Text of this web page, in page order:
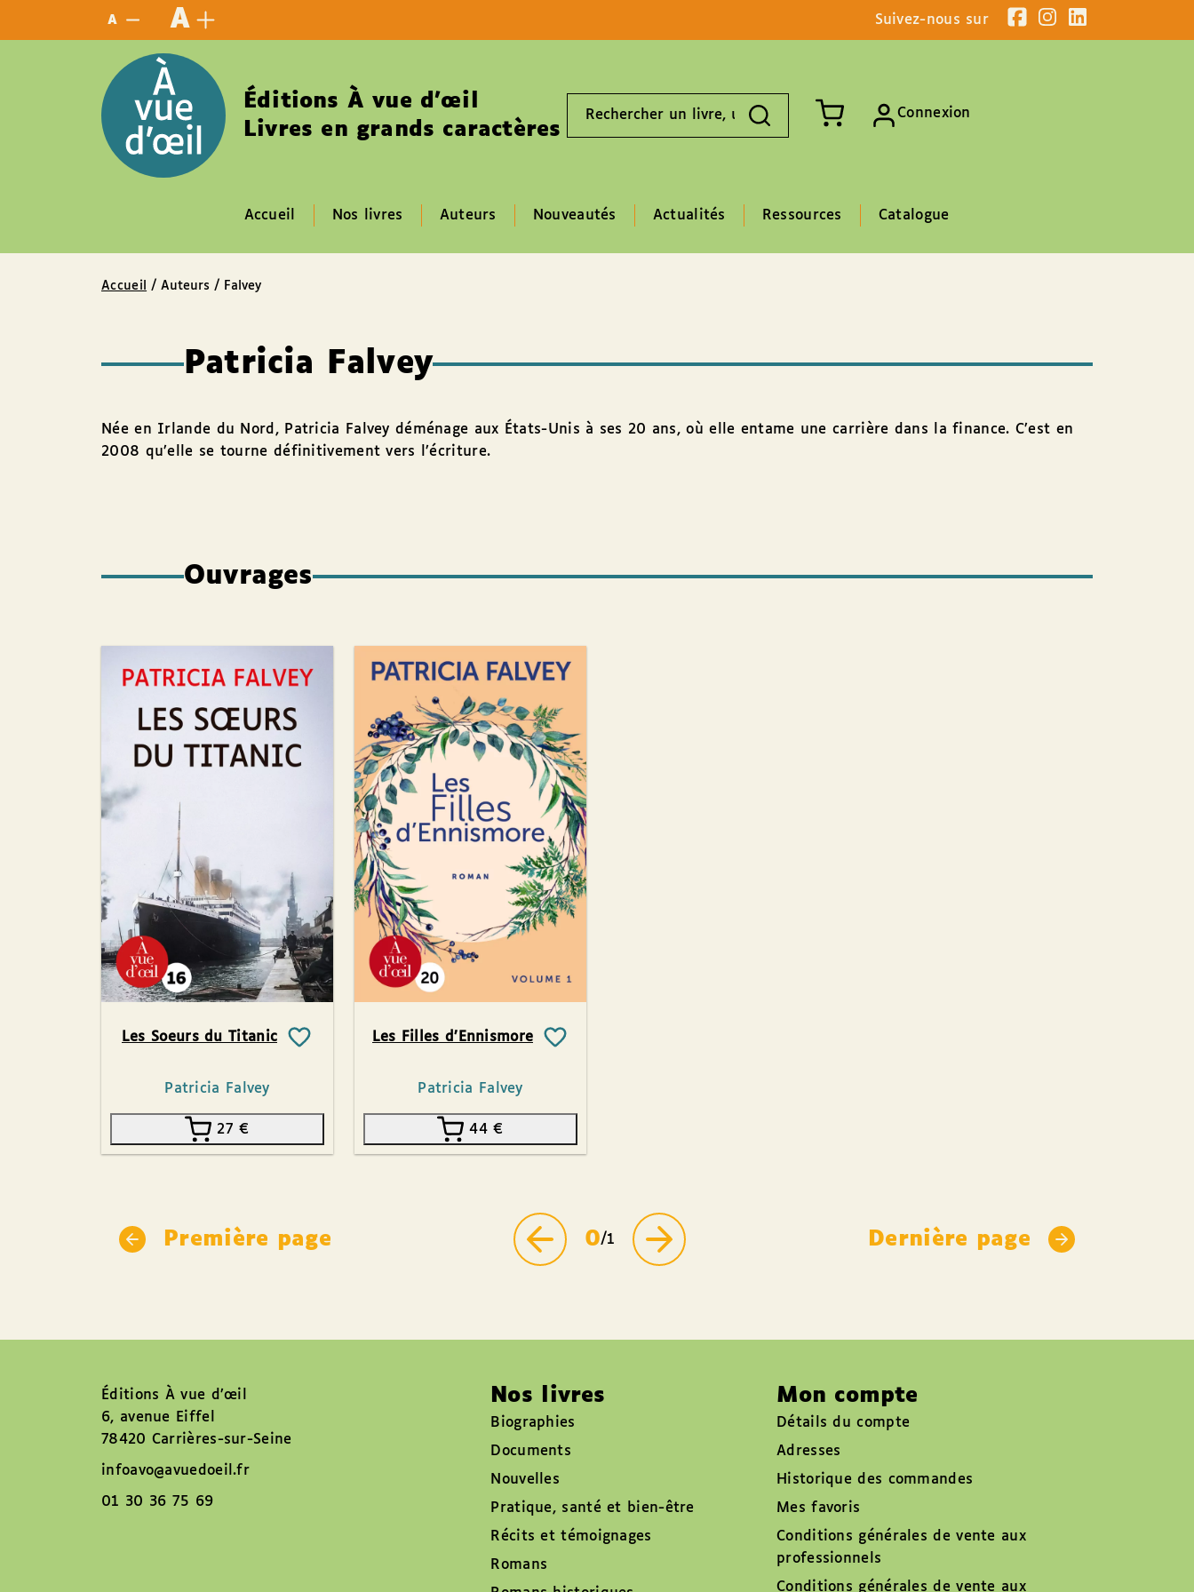
A A Suivez-nous sur
Éditions À vue d’œil
Livres en grands caractères livre,
Connexion
Accueil Nos livres Auteurs Nouveautés Actualités Ressources Catalogue
Accueil / Auteurs / Falvey
Patricia Falvey
Née en Irlande du Nord, Patricia Falvey déménage aux États-Unis à ses 20 ans, où elle entame une carrière dans la finance. C’est en
2008 qu’elle se tourne définitivement vers l’écriture.
Ouvrages
Les Soeurs du Titanic
Patricia Falvey
27€
Les Filles d’Ennismore
Patricia Falvey
44€
Première page 0/1 Dernière page
Éditions À vue d’œil
6, avenue Eiffel
78420 Carrières-sur-Seine
infoavo@avuedoeil.fr
01 30 36 75 69
Nos livres
Biographies
Documents
Nouvelles
Pratique, santé et bien-être
Récits et témoignages
Romans
Mon compte
Détails du compte
Adresses
Historique des commandes
Mes favoris
Conditions générales de vente aux
professionnels
Conditions générales de vente aux
Panneau de gestion des cookies